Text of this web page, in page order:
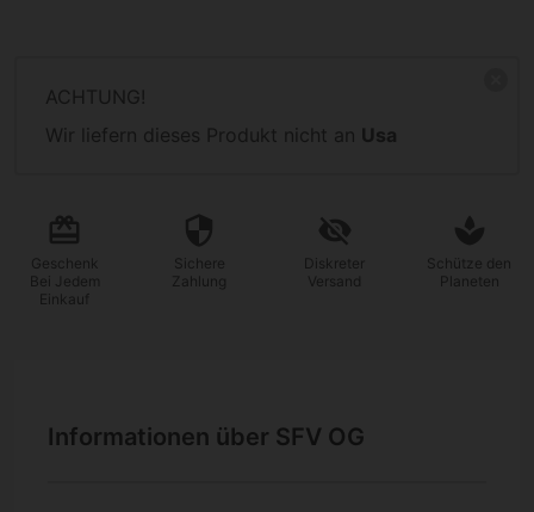
ACHTUNG!
Wir liefern dieses Produkt nicht an Usa
Geschenk
Bei Jedem
Einkauf
Sichere
Zahlung
Diskreter
Versand
Schütze den
Planeten
Informationen über SFV OG